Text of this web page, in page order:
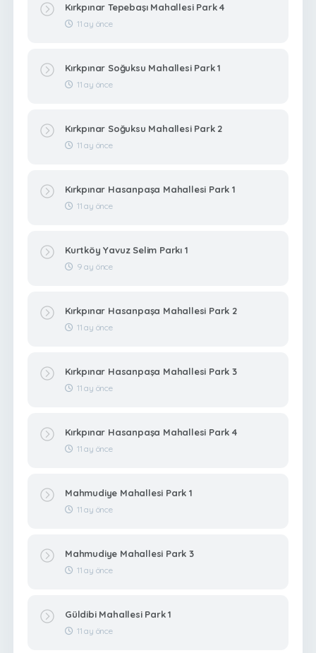
Kırkpınar Tepebaşı Mahallesi Park 4
11 ay önce
Kırkpınar Soğuksu Mahallesi Park 1
11 ay önce
Kırkpınar Soğuksu Mahallesi Park 2
11 ay önce
Kırkpınar Hasanpaşa Mahallesi Park 1
11 ay önce
Kurtköy Yavuz Selim Parkı 1
9 ay önce
Kırkpınar Hasanpaşa Mahallesi Park 2
11 ay önce
Kırkpınar Hasanpaşa Mahallesi Park 3
11 ay önce
Kırkpınar Hasanpaşa Mahallesi Park 4
11 ay önce
Mahmudiye Mahallesi Park 1
11 ay önce
Mahmudiye Mahallesi Park 3
11 ay önce
Güldibi Mahallesi Park 1
11 ay önce